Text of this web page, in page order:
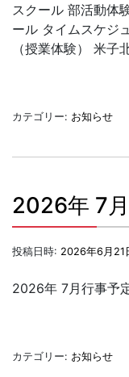
スクール 部活動体
ール タイムスケジ
（授業体験） 米
カテゴリー: お知らせ
2026年 7
投稿日時: 2026年6月21
2026年 7月行事予
カテゴリー: お知らせ